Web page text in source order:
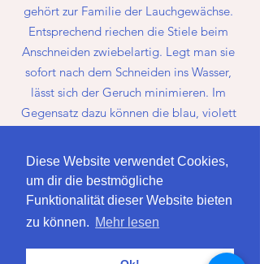
Diese Website verwendet Cookies,
um dir die bestmögliche
Funktionalität dieser Website bieten
zu können. Mehr lesen
gehört zur Familie der Lauchgewächse.
Entsprechend riechen die Stiele beim
Anschneiden zwiebelartig. Legt man sie
sofort nach dem Schneiden ins Wasser,
lässt sich der Geruch minimieren. Im
Gegensatz dazu können die blau, violett
Honigduft verströmen!